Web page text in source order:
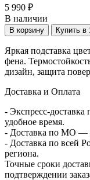
5 990 ₽
В наличии
В корзину Купить в
Яркая подставка
фена.
дизайн, защита
Доставка и Оплата
- Экспресс-
удобное время.
- Доставка по МО —
- Доставка по всей
региона.
Точные сроки
подтверждении